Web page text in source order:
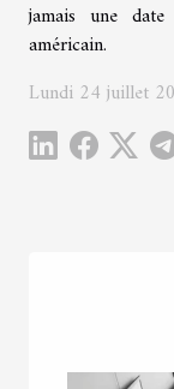
jamais une
américain.
Lundi 24 juillet